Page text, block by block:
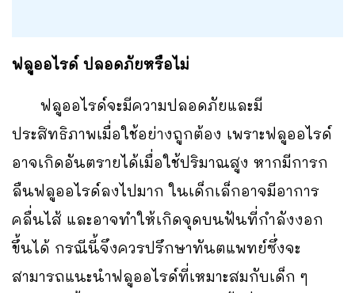
ฟลูออไรด์ ปลอดภัยหรือไม่
ฟลูออไรด์จะมีความปลอดภัยและมี
ประสิทธิภาพเมื่อใช้อย่างถูกต้อง เพราะฟลูออไรด์
อาจเกิดอันตรายได้เมื่อใช้ปริมาณสูง หากมีการก
ลืนฟลูออไรด์ลงไปมาก ในเด็กเล็กอาจมีอาการ
คลื่นไส้ และอาจทำให้เกิดจุดบนฟันที่กำลังงอก
ขึ้นได้ กรณีนี้จึงควรปรึกษาทันตแพทย์ซึ่งจะ
สามารถแนะนำฟลูออไรด์ที่เหมาะสมกับเด็ก ๆ